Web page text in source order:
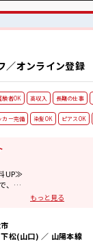
あり！ オンオフの切替
してお仕事に集中♪
／オンライン登録
験者OK 高収入 長期の仕事
カー完備 染髪OK ピアスOK
UP≫
すぎたり奇抜でなけれ
服アリ≫
もっと見る
下松(山口) ／ 山陽本線